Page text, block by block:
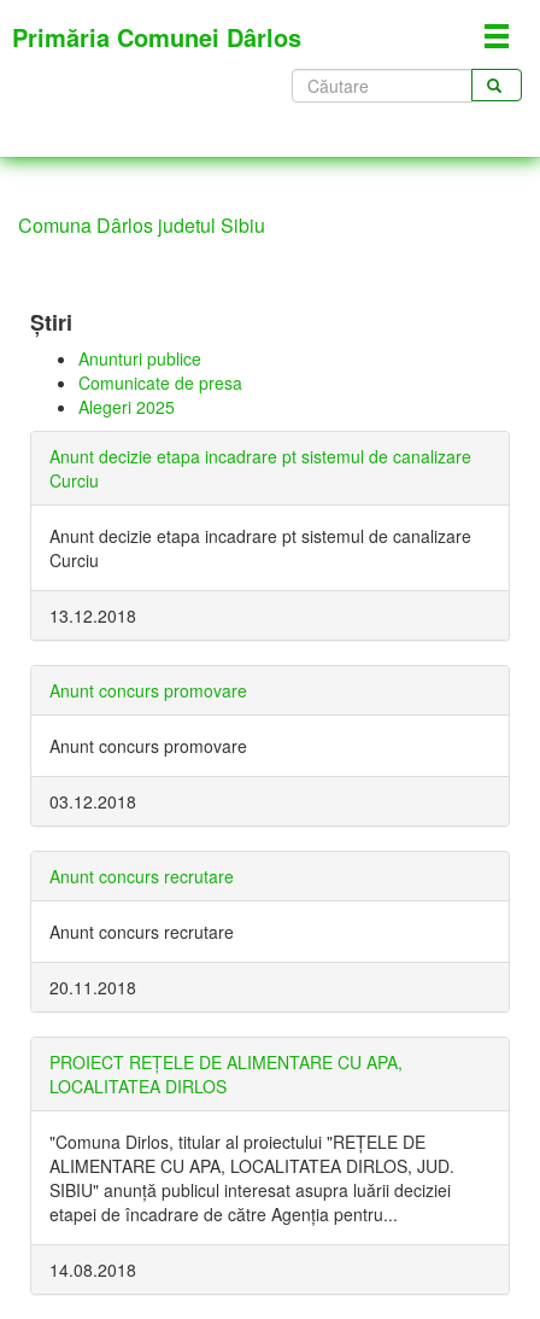
Primăria Comunei Dârlos
Formular
de
Comuna Dârlos judetul Sibiu
Știri
Anunturi publice
Comunicate de presa
Alegeri 2025
Anunt decizie etapa incadrare pt sistemul de canalizare
Curciu
Anunt decizie etapa incadrare pt sistemul de canalizare
Curciu
13.12.2018
Anunt concurs promovare
Anunt concurs promovare
03.12.2018
Anunt concurs recrutare
Anunt concurs recrutare
20.11.2018
PROIECT REŢELE DE ALIMENTARE CU APA,
LOCALITATEA DIRLOS
"Comuna Dirlos, titular al proiectului "REŢELE DE
ALIMENTARE CU APA, LOCALITATEA DIRLOS, JUD.
SIBIU" anunţă publicul interesat asupra luării deciziei
etapei de încadrare de către Agenţia pentru...
14.08.2018